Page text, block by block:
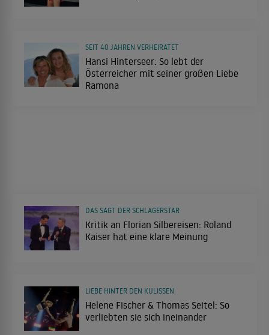
Hansi Hinterseer: So lebt der
Österreicher mit seiner großen Liebe
Ramona
SEIT 40 JAHREN VERHEIRATET
Kritik an Florian Silbereisen: Roland
Kaiser hat eine klare Meinung
DAS SAGT DER SCHLAGERSTAR
Helene Fischer & Thomas Seitel: So
verliebten sie sich ineinander
LIEBE HINTER DEN KULISSEN